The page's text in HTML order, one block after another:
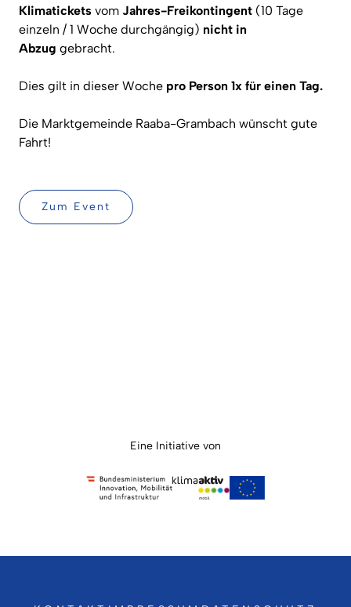
Klimatickets vom Jahres-Freikontingent (10 Tage
einzeln / 1 Woche durchgängig) nicht in
Abzug gebracht.
Dies gilt in dieser Woche pro Person 1x für einen Tag.
Die Marktgemeinde Raaba-Grambach wünscht gute
Fahrt!
Zum Event
Eine Initiative von